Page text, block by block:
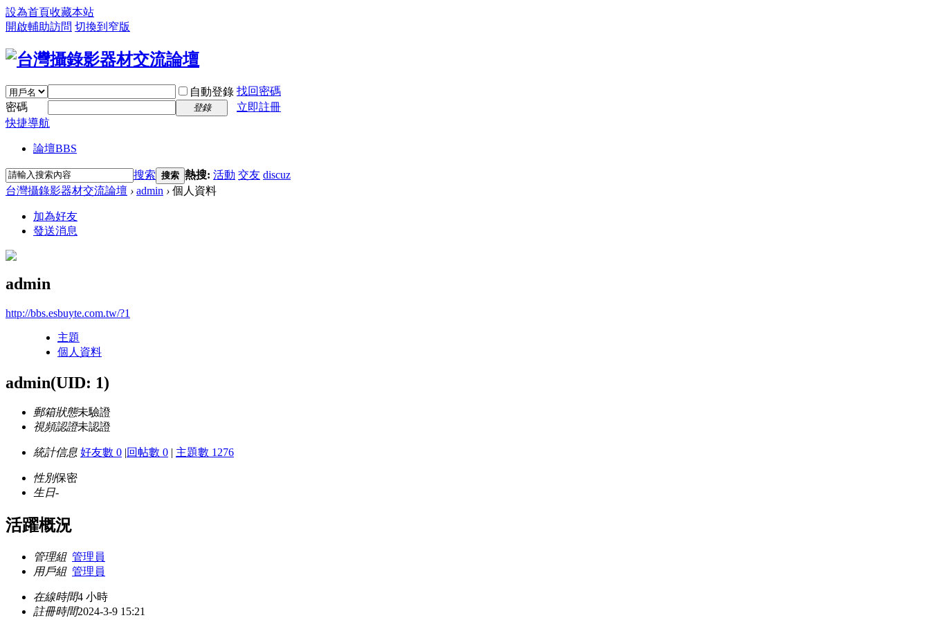
設為首頁收藏本站
開啟輔助訪問 切換到窄版
自動登錄 找回密碼
密碼
登錄
立即註冊
快捷導航
論壇BBS
搜索 搜索 熱搜: 活動 交友 discuz
台灣攝錄影器材交流論壇 › admin › 個人資料
加為好友
發送消息
admin
http://bbs.esbuyte.com.tw/?1
主題
個人資料
admin(UID: 1)
郵箱狀態未驗證
視頻認證未認證
統計信息 好友數 0 |回帖數 0 | 主題數 1276
性別保密
生日-
活躍概況
管理組 管理員
用戶組 管理員
在線時間4 小時
註冊時間2024-3-9 15:21